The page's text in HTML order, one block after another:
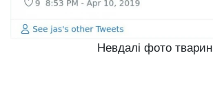
Невдалі фото тварин